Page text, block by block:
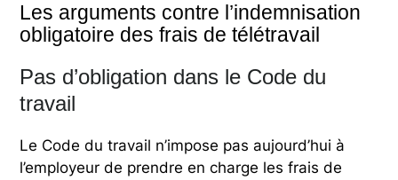
Les arguments contre l’indemnisation
obligatoire des frais de télétravail
Pas d’obligation dans le Code du
travail
Le Code du travail n’impose pas aujourd’hui à
l’employeur de prendre en charge les frais de